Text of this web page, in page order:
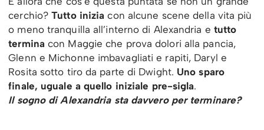
cerchio?Tutto inizia con alcune scene della vita più
o meno tranquilla all’interno di Alexandria e tutto
termina con Maggie che prova dolori alla pancia,
Glenn e Michonne imbavagliati e rapiti, Daryl e
Rosita sotto tiro da parte di Dwight. Uno sparo
finale, uguale a quello iniziale pre-sigla.
Il sogno di Alexandria sta davvero per terminare?